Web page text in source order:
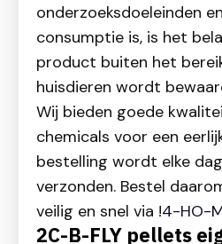
onderzoeksdoeleinden
consumptie is, is het
product buiten het
huisdieren wordt
Wij bieden goede
chemicals voor een
bestelling wordt elke
verzonden. Bestel
veilig en snel via !4-HO-
2C-B-FLY pellets